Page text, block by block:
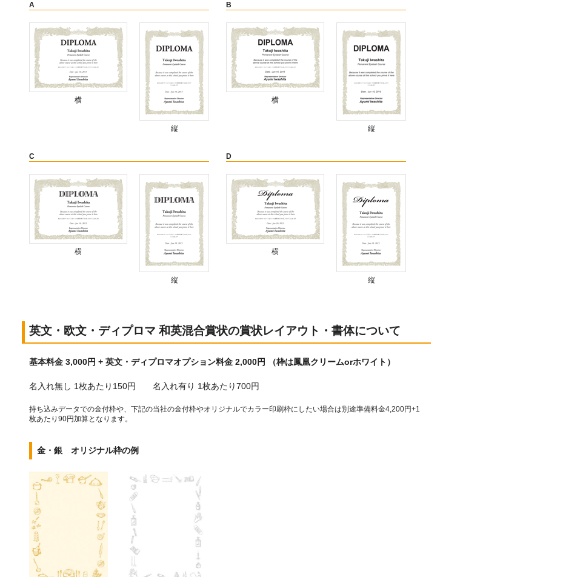
A
横
縦
B
横
縦
C
横
縦
D
横
縦
英文・欧文・ディプロマ 和英混合賞状の賞状レイアウト・書体について
基本料金 3,000円 + 英文・ディプロマオプション料金 2,000円 （枠は鳳凰クリームorホワイト）
名入れ無し 1枚あたり150円 名入れ有り 1枚あたり700円
持ち込みデータでの金付枠や、下記の当社の金付枠やオリジナルでカラー印刷枠にしたい場合は別途準備料金4,200円+1
枚あたり90円加算となります。
金・銀 オリジナル枠の例